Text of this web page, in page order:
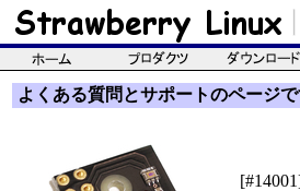
よくある質問とサポートのページで